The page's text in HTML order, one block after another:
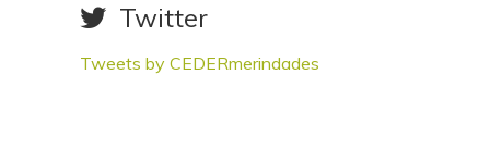
Twitter
Tweets by CEDERmerindades